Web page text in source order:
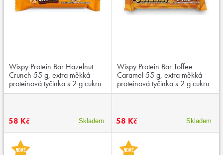
Wispy Protein Bar Hazelnut
Crunch 55 g, extra měkká
proteinová tyčinka s 2 g cukru
58 Kč Skladem
Wispy Protein Bar Toffee
Caramel 55 g, extra měkká
proteinová tyčinka s 2 g cukru
58 Kč Skladem